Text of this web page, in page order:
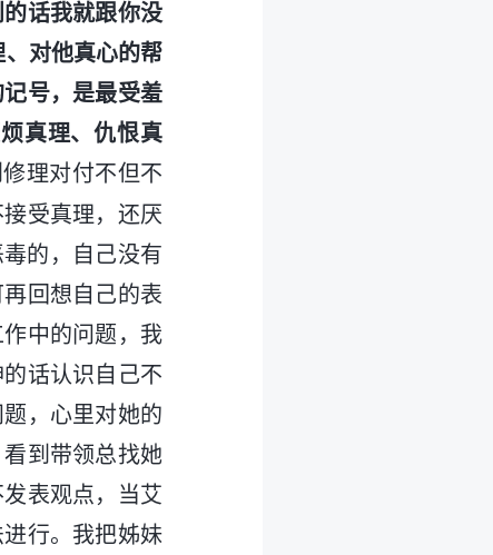
话我就跟你没
对他真心的帮
号，是最受羞
真理、仇恨真
理对付不但不
受真理，还厌
的，自己没有
回想自己的表
中的问题，我
话认识自己不
，心里对她的
到带领总找她
表观点，当艾
行。我把姊妹